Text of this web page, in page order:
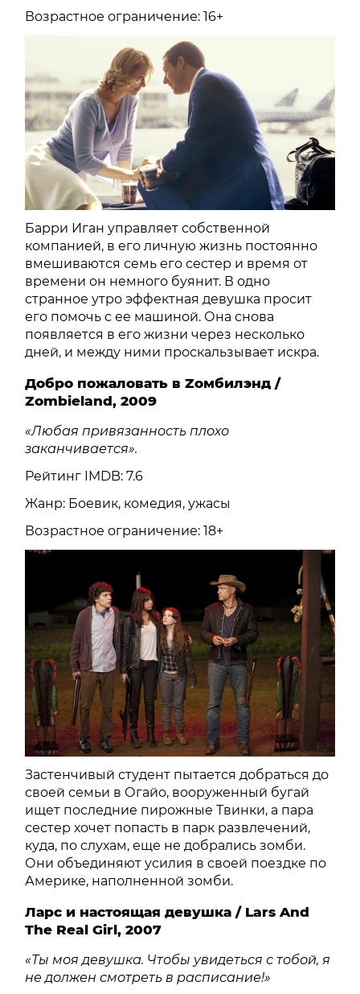
Возрастное ограничение: 16+
Барри Иган управляет собственной
компанией, в его личную жизнь постоянно
вмешиваются семь его сестер и время от
времени он немного буянит. В одно
странное утро эффектная девушка просит
его помочь с ее машиной. Она снова
появляется в его жизни через несколько
дней, и между ними проскальзывает искра.
Добро пожаловать в Zомбилэнд /
Zombieland, 2009
«Любая привязанность плохо
заканчивается».
Рейтинг IMDB: 7.6
Жанр: Боевик, комедия, ужасы
Возрастное ограничение: 18+
Застенчивый студент пытается добраться до
своей семьи в Огайо, вооруженный бугай
ищет последние пирожные Твинки, а пара
сестер хочет попасть в парк развлечений,
куда, по слухам, еще не добрались зомби.
Они объединяют усилия в своей поездке по
Америке, наполненной зомби.
Ларс и настоящая девушка / Lars And
The Real Girl, 2007
«Ты моя девушка. Чтобы увидеться с тобой, я
не должен смотреть в расписание!»